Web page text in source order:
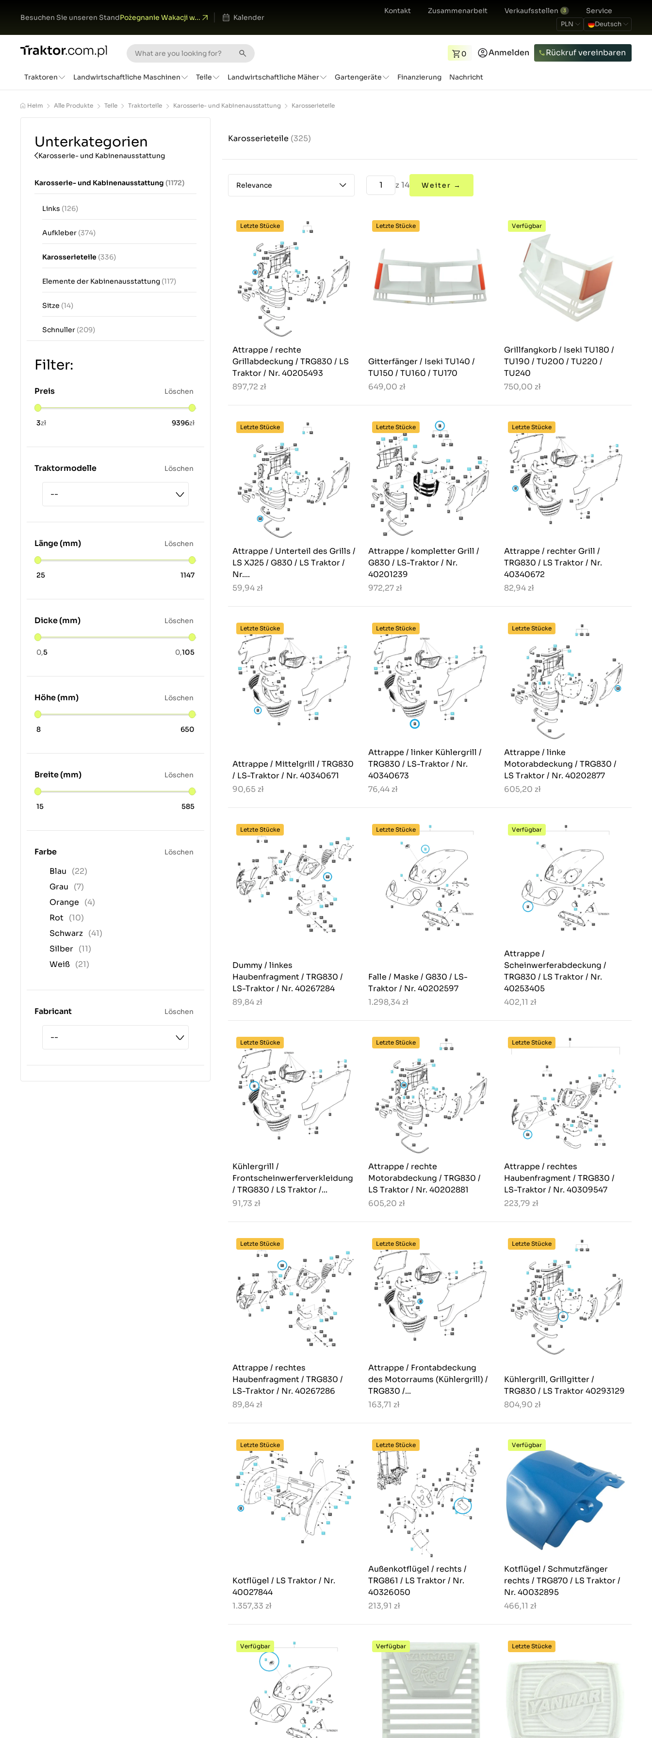
Besuchen Sie unseren StandPożegnanie Wakacji w... Kalender
Kontakt Zusammenarbeit Verkaufsstellen 3 Service
PLN Deutsch
0 Anmelden Rückruf vereinbaren
Traktoren Landwirtschaftliche Maschinen Teile Landwirtschaftliche Mäher Gartengeräte Finanzierung Nachricht
Heim Alle Produkte Teile Traktorteile Karosserie- und Kabinenausstattung Karosserieteile
Unterkategorien
Karosserie- und Kabinenausstattung
Karosserie- und Kabinenausstattung (1172)
Links (126)
Aufkleber (374)
Karosserieteile (336)
Elemente der Kabinenausstattung (117)
Sitze (14)
Schnuller (209)
Filter:
Preis Löschen
3zł 9396zł
Traktormodelle Löschen
Länge (mm) Löschen
25 1147
Dicke (mm) Löschen
0,5 0,105
Höhe (mm) Löschen
8 650
Breite (mm) Löschen
15 585
Farbe Löschen
Blau
(22)
Grau
(7)
Orange
(4)
Rot (10)
Schwarz (41)
Silber (11)
Weiß (21)
Fabricant Löschen
Karosserieteile (325)
Relevance z 14 Weiter →
Letzte Stücke
Attrappe / rechte
Grillabdeckung / TRG830 / LS
Traktor / Nr. 40205493
897,72 zł
Letzte Stücke
Gitterfänger / Iseki TU140 /
TU150 / TU160 / TU170
649,00 zł
Verfügbar
Grillfangkorb / Iseki TU180 /
TU190 / TU200 / TU220 /
TU240
750,00 zł
Letzte Stücke
Attrappe / Unterteil des Grills /
LS XJ25 / G830 / LS Traktor /
Nr....
59,94 zł
Letzte Stücke
Attrappe / kompletter Grill /
G830 / LS-Traktor / Nr.
40201239
972,27 zł
Letzte Stücke
Attrappe / rechter Grill /
TRG830 / LS Traktor / Nr.
40340672
82,94 zł
Letzte Stücke
Attrappe / Mittelgrill / TRG830
/ LS-Traktor / Nr. 40340671
90,65 zł
Letzte Stücke
Attrappe / linker Kühlergrill /
TRG830 / LS-Traktor / Nr.
40340673
76,44 zł
Letzte Stücke
Attrappe / linke
Motorabdeckung / TRG830 /
LS Traktor / Nr. 40202877
605,20 zł
Letzte Stücke
Dummy / linkes
Haubenfragment / TRG830 /
LS-Traktor / Nr. 40267284
89,84 zł
Letzte Stücke
Falle / Maske / G830 / LS-
Traktor / Nr. 40202597
1.298,34 zł
Verfügbar
Attrappe /
Scheinwerferabdeckung /
TRG830 / LS Traktor / Nr.
40253405
402,11 zł
Letzte Stücke
Kühlergrill /
Frontscheinwerferverkleidung
/ TRG830 / LS Traktor /...
91,73 zł
Letzte Stücke
Attrappe / rechte
Motorabdeckung / TRG830 /
LS Traktor / Nr. 40202881
605,20 zł
Letzte Stücke
Attrappe / rechtes
Haubenfragment / TRG830 /
LS-Traktor / Nr. 40309547
223,79 zł
Letzte Stücke
Attrappe / rechtes
Haubenfragment / TRG830 /
LS-Traktor / Nr. 40267286
89,84 zł
Letzte Stücke
Attrappe / Frontabdeckung
des Motorraums (Kühlergrill) /
TRG830 /...
163,71 zł
Letzte Stücke
Kühlergrill, Grillgitter /
TRG830 / LS Traktor 40293129
804,90 zł
Letzte Stücke
Kotflügel / LS Traktor / Nr.
40027844
1.357,33 zł
Letzte Stücke
Außenkotflügel / rechts /
TRG861 / LS Traktor / Nr.
40326050
213,91 zł
Verfügbar
Kotflügel / Schmutzfänger
rechts / TRG870 / LS Traktor /
Nr. 40032895
466,11 zł
Verfügbar Verfügbar Letzte Stücke